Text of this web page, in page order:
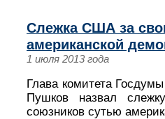
Слежка США за
американской
1 июля 2013 года
Глава комитета
Пушков назвал
союзников сутью